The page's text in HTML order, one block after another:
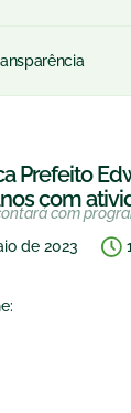
Prefeito
com
com
de 2023